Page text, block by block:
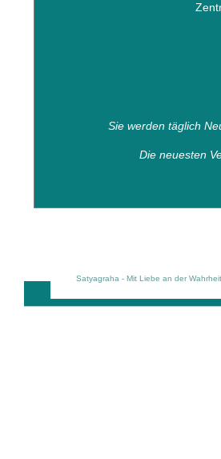
Sie werden täglich
Die neuesten
Satyagraha - Mit Liebe an der